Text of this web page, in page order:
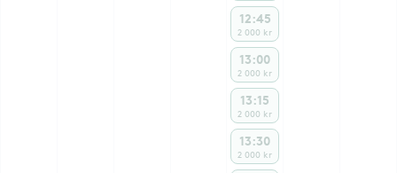
12:45
2 000 kr
13:00
2 000 kr
13:15
2 000 kr
13:30
2 000 kr